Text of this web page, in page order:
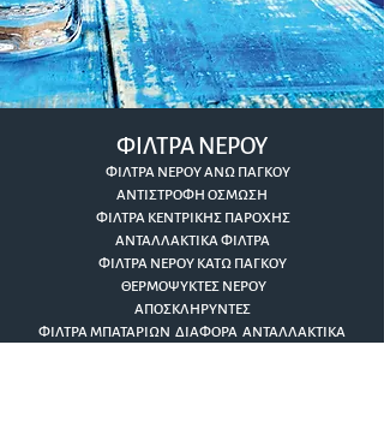
ΦΙΛΤΡΑ ΝΕΡΟΥ
ΦΙΛΤΡΑ NEPOY ΑΝΩ ΠΑΓΚΟΥ
ΑΝΤΙΣΤΡΟΦΗ ΟΣΜΩΣΗ
ΦΙΛΤΡΑ ΚΕΝΤΡΙΚΗΣ ΠΑΡΟΧΗΣ
ΑΝΤΑΛΛΑΚΤΙΚΑ ΦΙΛΤΡΑ
ΦΙΛΤΡΑ NEPOY ΚΑΤΩ ΠΑΓΚΟΥ
ΘΕΡΜΟΨΥΚΤΕΣ ΝΕΡΟY
ΑΠΟΣΚΛΗΡΥΝΤΕΣ
ΦΙΛΤΡΑ ΜΠΑΤΑΡΙΩΝ ΔΙΑΦΟΡΑ ΑΝΤΑΛΛΑΚΤΙΚΑ